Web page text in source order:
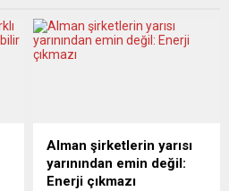
Alman şirketlerin yarısı
yarınından emin değil:
Enerji çıkmazı